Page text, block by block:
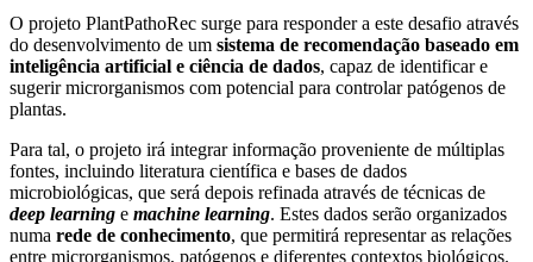
O projeto PlantPathoRec surge para responder a este desafio através
do desenvolvimento de um sistema de recomendação baseado em
inteligência artificial e ciência de dados, capaz de identificar e
sugerir microrganismos com potencial para controlar patógenos de
plantas.
Para tal, o projeto irá integrar informação proveniente de múltiplas
fontes, incluindo literatura científica e bases de dados
microbiológicas, que será depois refinada através de técnicas de
deep learning e machine learning. Estes dados serão organizados
numa rede de conhecimento, que permitirá representar as relações
entre microrganismos, patógenos e diferentes contextos biológicos.